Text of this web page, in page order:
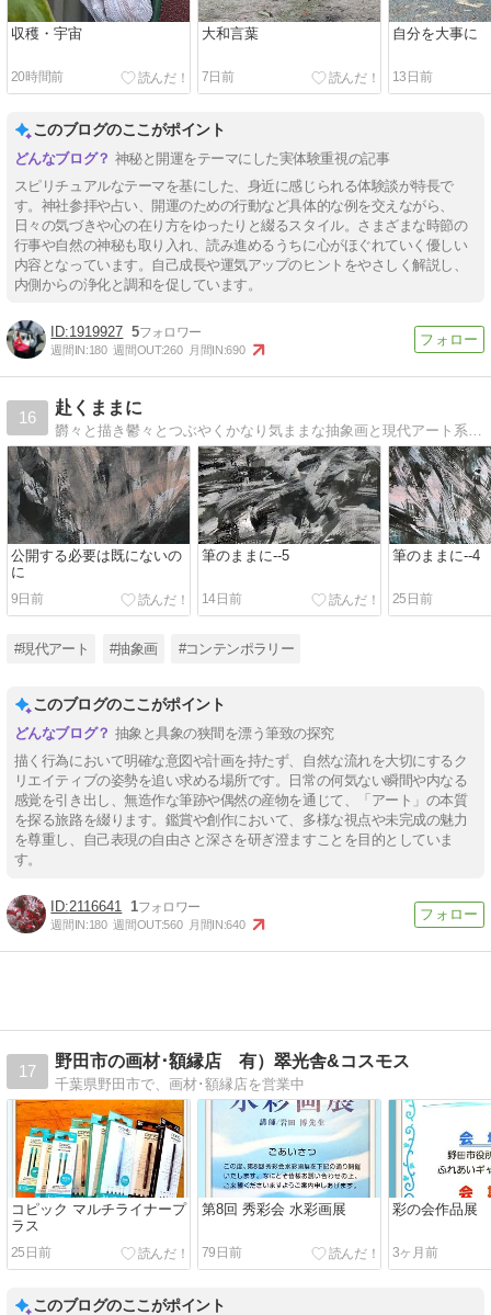
収穫・宇宙
20時間前
大和言葉
7日前
自分を大事に
13日前
このブログのここがポイント
神秘と開運をテーマにした実体験重視の記事
スピリチュアルなテーマを基にした、身近に感じられる体験談が特長で
す。神社参拝や占い、開運のための行動など具体的な例を交えながら、
日々の気づきや心の在り方をゆったりと綴るスタイル。さまざまな時節の
行事や自然の神秘も取り入れ、読み進めるうちに心がほぐれていく優しい
内容となっています。自己成長や運気アップのヒントをやさしく解説し、
内側からの浄化と調和を促しています。
1919927 5
週間IN:180 週間OUT:260 月間IN:690
16
赴くままに
欝々と描き鬱々とつぶやくかなり気ままな抽象画と現代アート系のブログです
公開する必要は既にないの
に
9日前
筆のままに--5
14日前
筆のままに--4
25日前
#現代アート #抽象画 #コンテンポラリー
このブログのここがポイント
抽象と具象の狭間を漂う筆致の探究
描く行為において明確な意図や計画を持たず、自然な流れを大切にするク
リエイティブの姿勢を追い求める場所です。日常の何気ない瞬間や内なる
感覚を引き出し、無造作な筆跡や偶然の産物を通じて、「アート」の本質
を探る旅路を綴ります。鑑賞や創作において、多様な視点や未完成の魅力
を尊重し、自己表現の自由さと深さを研ぎ澄ますことを目的としていま
す。
2116641 1
週間IN:180 週間OUT:560 月間IN:640
17
野田市の画材･額縁店 有）翠光舎&コスモス
千葉県野田市で、画材･額縁店を営業中
コピック マルチライナープ
ラス
25日前
第8回 秀彩会 水彩画展
79日前
彩の会作品展
3ヶ月前
このブログのここがポイント